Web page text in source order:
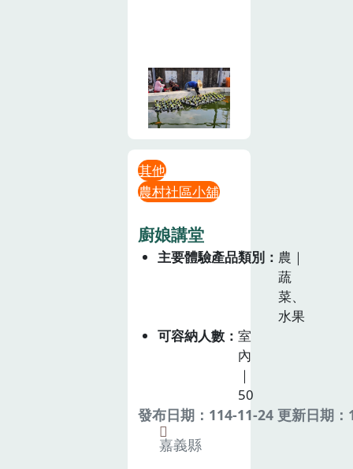
其他
農村社區小舖
廚娘講堂
主要體驗產品類別
農｜
蔬
菜、
水果
可容納人數
室
內
｜
50
發布日期：114-11-24 更新日期
嘉義縣